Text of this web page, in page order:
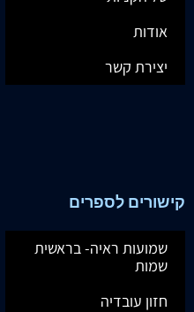
אודות
יצירת קשר
קישורים לספרים
שמועות ראיה- בראשית
שמות
חזון עובדיה